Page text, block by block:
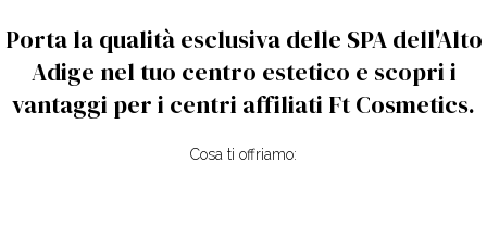
Porta la qualità esclusiva delle SPA dell'Alto
Adige nel tuo centro estetico e scopri i
vantaggi per i centri affiliati Ft Cosmetics.
Cosa ti offriamo: